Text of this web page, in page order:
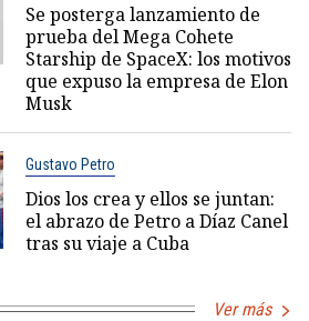
Se posterga lanzamiento de
prueba del Mega Cohete
Starship de SpaceX: los motivos
que expuso la empresa de Elon
Musk
Gustavo Petro
Dios los crea y ellos se juntan:
el abrazo de Petro a Díaz Canel
tras su viaje a Cuba
Ver más